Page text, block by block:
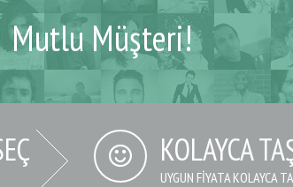
Mutlu Müşteri!
KOLAYCA
UYGUN FIYATA KOLAYCA